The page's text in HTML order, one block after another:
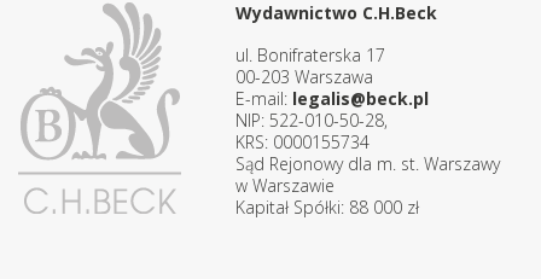
Wydawnictwo C.H.Beck
ul. Bonifraterska 17
00-203 Warszawa
E-mail: legalis@beck.pl
NIP: 522-010-50-28,
KRS: 0000155734
Sąd Rejonowy dla m. st. Warszawy
w Warszawie
Kapitał Spółki: 88 000 zł